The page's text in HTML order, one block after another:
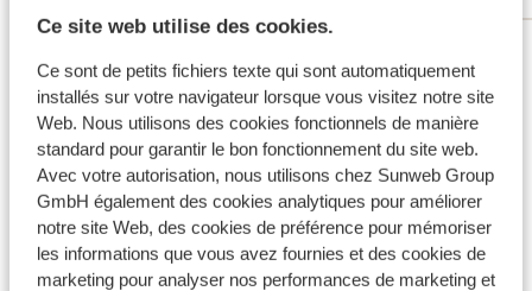
Ce site web utilise des cookies.
Ce sont de petits fichiers texte qui sont automatiquement
installés sur votre navigateur lorsque vous visitez notre site
Web. Nous utilisons des cookies fonctionnels de manière
standard pour garantir le bon fonctionnement du site web.
Avec votre autorisation, nous utilisons chez Sunweb Group
GmbH également des cookies analytiques pour améliorer
notre site Web, des cookies de préférence pour mémoriser
les informations que vous avez fournies et des cookies de
marketing pour analyser nos performances de marketing et
Autres hébergements - La Riviera
Turque
Mardan Palace
Hôtel Voyage Sorgun